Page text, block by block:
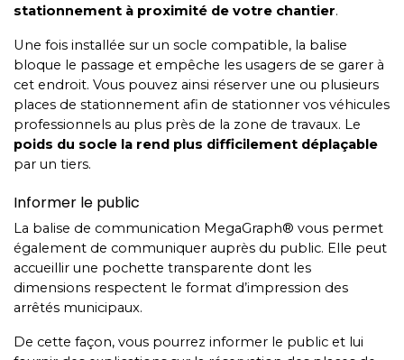
stationnement à proximité de votre chantier.
Une fois installée sur un socle compatible, la balise
bloque le passage et empêche les usagers de se garer à
cet endroit. Vous pouvez ainsi réserver une ou plusieurs
places de stationnement afin de stationner vos véhicules
professionnels au plus près de la zone de travaux. Le
poids du socle la rend plus difficilement déplaçable
par un tiers.
Informer le public
La balise de communication MegaGraph® vous permet
également de communiquer auprès du public. Elle peut
accueillir une pochette transparente dont les
dimensions respectent le format d’impression des
arrêtés municipaux.
De cette façon, vous pourrez informer le public et lui